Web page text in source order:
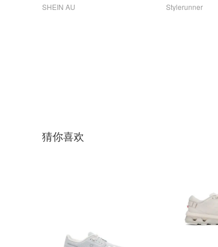
SHEIN AU Stylerunner
猜你喜欢